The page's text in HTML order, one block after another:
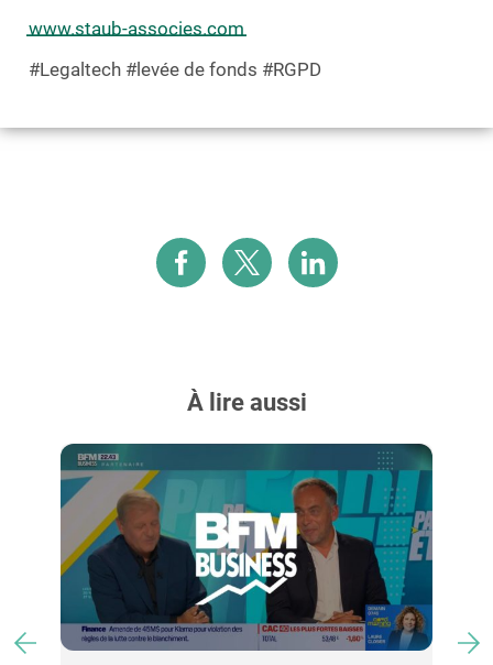
www.staub-associes.com
#Legaltech #levée de fonds #RGPD
À lire aussi